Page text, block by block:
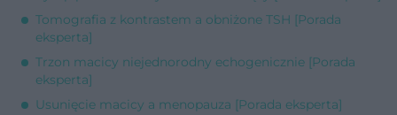
Tomografia z kontrastem a obniżone TSH [Porada
eksperta]
Trzon macicy niejednorodny echogenicznie [Porada
eksperta]
Usunięcie macicy a menopauza [Porada eksperta]